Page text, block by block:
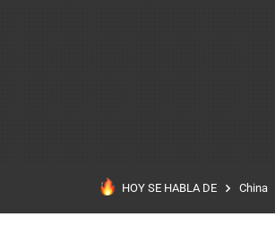
HOY SE HABLA DE China